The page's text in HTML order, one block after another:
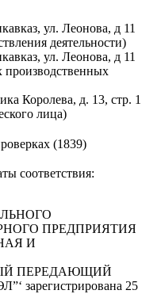
ул. Леонова, д 11
деятельности)
ул. Леонова, д 11
Королева, д. 13, стр. 1
лица)
(1839)
соответствия:
ПРЕДПРИЯТИЯ
И
ПЕРЕДАЮЩИЙ
25